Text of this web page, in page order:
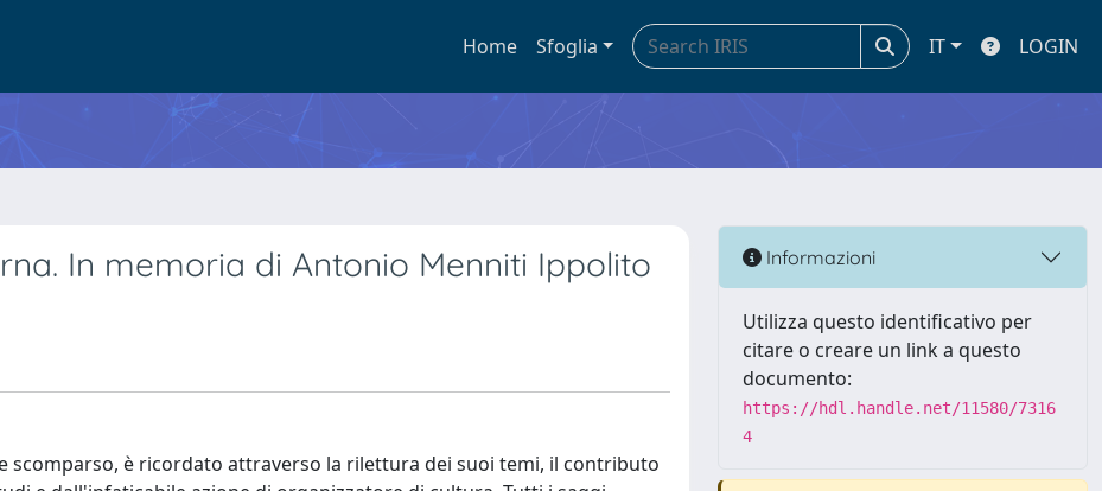
Home Sfoglia IT LOGIN
In memoria di Antonio Menniti Ippolito
è ricordato attraverso la rilettura dei suoi temi, il contributo
Informazioni
Utilizza questo identificativo per
citare o creare un link a questo
documento:
https://hdl.handle.net/11580/7316
4